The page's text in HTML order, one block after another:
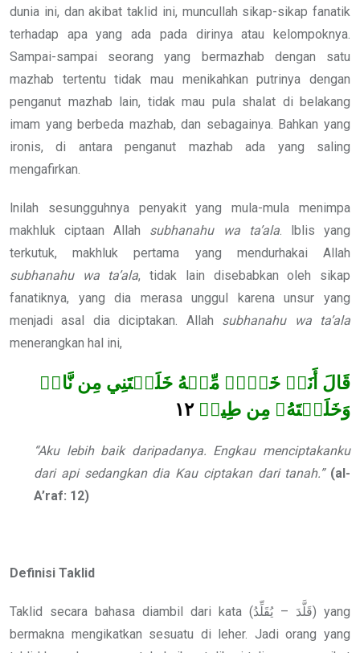
dunia ini, dan akibat taklid ini, muncullah sikap-sikap fanatik
terhadap apa yang ada pada dirinya atau kelompoknya.
Sampai-sampai seorang yang bermazhab dengan satu
mazhab tertentu tidak mau menikahkan putrinya dengan
penganut mazhab lain, tidak mau pula shalat di belakang
imam yang berbeda mazhab, dan sebagainya. Bahkan yang
ironis, di antara penganut mazhab ada yang saling
mengafirkan.
lnilah sesungguhnya penyakit yang mula-mula menimpa
makhluk ciptaan Allah subhanahu wa ta’ala. lblis yang
terkutuk, makhluk pertama yang mendurhakai Allah
subhanahu wa ta’ala, tidak lain disebabkan oleh sikap
fanatiknya, yang dia merasa unggul karena unsur yang
menjadi asal dia diciptakan. Allah subhanahu wa ta’ala
menerangkan hal ini,
قَالَ أَنَا۠ خَيۡرٞ مِّنۡهُ خَلَقۡتَنِي مِن نَّارٖ
وَخَلَقۡتَهُۥ مِن طِينٖ ١٢
“Aku lebih baik daripadanya. Engkau menciptakanku
dari api sedangkan dia Kau ciptakan dari tanah.” (al-
A’raf: 12)
Definisi Taklid
Taklid secara bahasa diambil dari kata (قَلَّدَ – يُقَلِّدُ) yang
bermakna mengikatkan sesuatu di leher. Jadi orang yang